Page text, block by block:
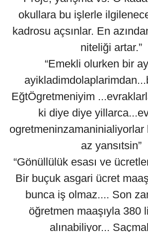
okullara bu işlerle
kadrosu açsınlar. En
niteliği artar.”
“Emekli olurken bir
EğtÖgretmeniyim
ki diye diye
ogretmeninzamaninialiyorlar
az yansıtsin”
“Gönüllülük esası ve
Bir buçuk asgari ücret maaş
bunca iş olmaz.... Son
öğretmen maaşıyla 380
alınabiliyor...